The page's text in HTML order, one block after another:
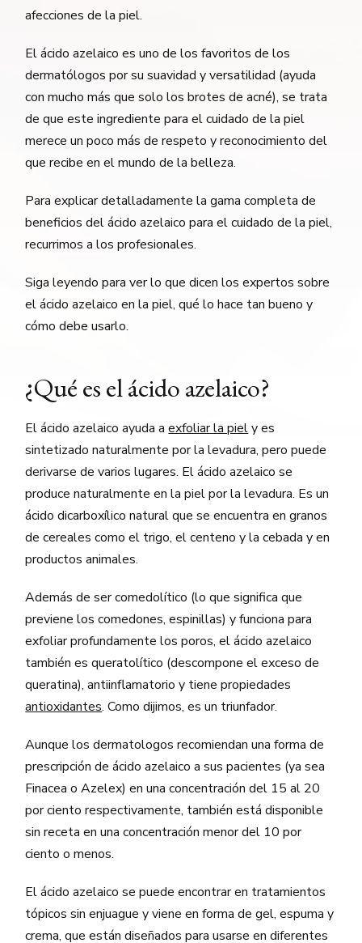
afecciones de la piel.
El ácido azelaico es uno de los favoritos de los
dermatólogos por su suavidad y versatilidad (ayuda
con mucho más que solo los brotes de acné), se trata
de que este ingrediente para el cuidado de la piel
merece un poco más de respeto y reconocimiento del
que recibe en el mundo de la belleza.
Para explicar detalladamente la gama completa de
beneficios del ácido azelaico para el cuidado de la piel,
recurrimos a los profesionales.
Siga leyendo para ver lo que dicen los expertos sobre
el ácido azelaico en la piel, qué lo hace tan bueno y
cómo debe usarlo.
¿Qué es el ácido azelaico?
El ácido azelaico ayuda aexfoliar la piely es
sintetizado naturalmente por la levadura, pero puede
derivarse de varios lugares. El ácido azelaico se
produce naturalmente en la piel por la levadura. Es un
ácido dicarboxílico natural que se encuentra en granos
de cereales como el trigo, el centeno y la cebada y en
productos animales.
Además de ser comedolítico (lo que significa que
previene los comedones, espinillas) y funciona para
exfoliar profundamente los poros, el ácido azelaico
también es queratolítico (descompone el exceso de
queratina), antiinflamatorio y tiene propiedades
antioxidantes. Como dijimos, es un triunfador.
Aunque los dermatologos recomiendan una forma de
prescripción de ácido azelaico a sus pacientes (ya sea
Finacea o Azelex) en una concentración del 15 al 20
por ciento respectivamente, también está disponible
sin receta en una concentración menor del 10 por
ciento o menos.
El ácido azelaico se puede encontrar en tratamientos
tópicos sin enjuague y viene en forma de gel, espuma y
crema, que están diseñados para usarse en diferentes